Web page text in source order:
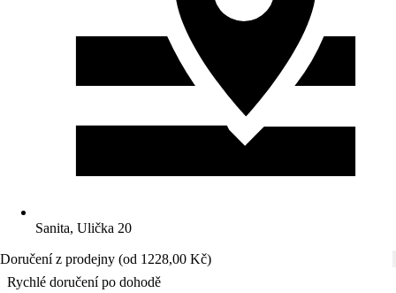
Sanita, Ulička 20
Doručení z prodejny (od 1228,00 Kč)
Rychlé doručení po dohodě